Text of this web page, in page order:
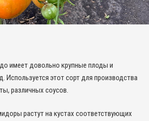
имеет довольно крупные плоды и
Используется этот сорт для производства
различных соусов.
растут на кустах соответствующих